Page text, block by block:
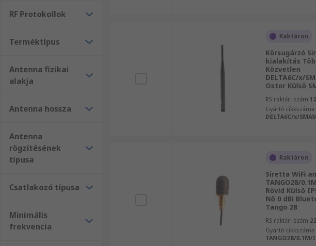
RF Protokollok
Terméktípus
Antenna fizikai
alakja
Antenna hossza
Antenna
rögzítésének
típusa
Csatlakozó típusa
Minimális
frekvencia
Raktáron
Körsugárzó
kialakítás
Közvetlen
DELTA6C/x/
Ostor Külső
RS raktári szám
Gyártó cikkszáma
DELTA6C/x/
Raktáron
Siretta WiFi
TANGO28/
Rövid Külső
Nő 0 dBi
Tango 28
RS raktári szám
Gyártó cikkszáma
TANGO28/0.1M/